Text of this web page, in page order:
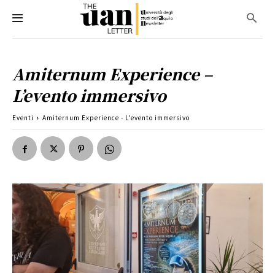
Amiternum Experience –
L’evento immersivo
Eventi Amiternum Experience - L'evento immersivo